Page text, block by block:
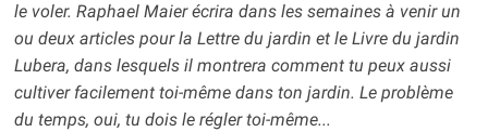
le voler. Raphael Maier écrira dans les semaines à venir un
ou deux articles pour la Lettre du jardin et le Livre du jardin
Lubera, dans lesquels il montrera comment tu peux aussi
cultiver facilement toi-même dans ton jardin. Le problème
du temps, oui, tu dois le régler toi-même...